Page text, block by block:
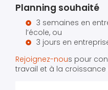
Planning souhaité
3 semaines en
l’école, ou
3 jours en
Rejoignez-nous pour
travail et à la croissance